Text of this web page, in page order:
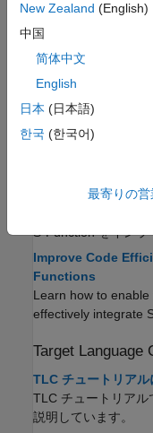
Target Language
Target Language
ァイルで指定された
Function ブロック
ざまなタイプのファ
The Advantages
Determine when,
ブロック オブジェ
S-Function をインラ
Improve Code
Functions
Learn how to
effectively integrate
Target Language
TLC チュートリアル
TLC チュートリアル
説明しています。
New Zealand (English)
中国
简体中文
English
日本 (日本語)
한국 (한국어)
最寄りの